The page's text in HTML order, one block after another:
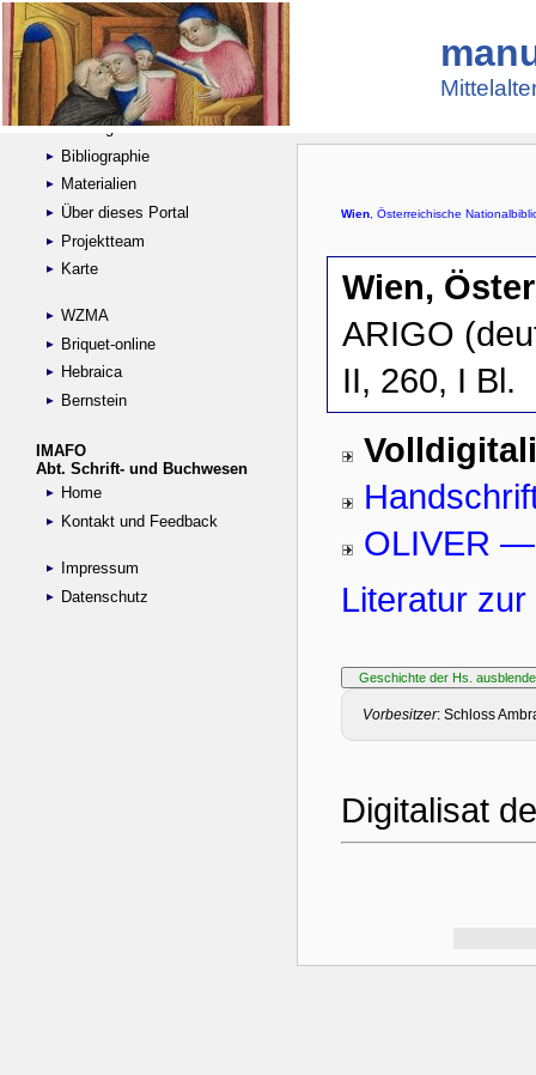
Suche
Handschriftensammlungen
Digitalisierte Handschriften
Kataloge
Bibliographie
Materialien
Über dieses Portal
Projektteam
Karte
WZMA
Briquet-online
Hebraica
Bernstein
IMAFO
Abt. Schrift- und Buchwesen
Home
Kontakt und Feedback
Impressum
Datenschutz